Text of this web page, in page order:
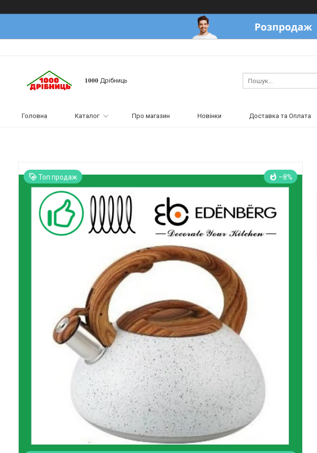
𝟏𝟎𝟎𝟎 Дрібниць
Головна Каталог Про магазин Новінки Доставка та Оплата
Топ продаж –8%